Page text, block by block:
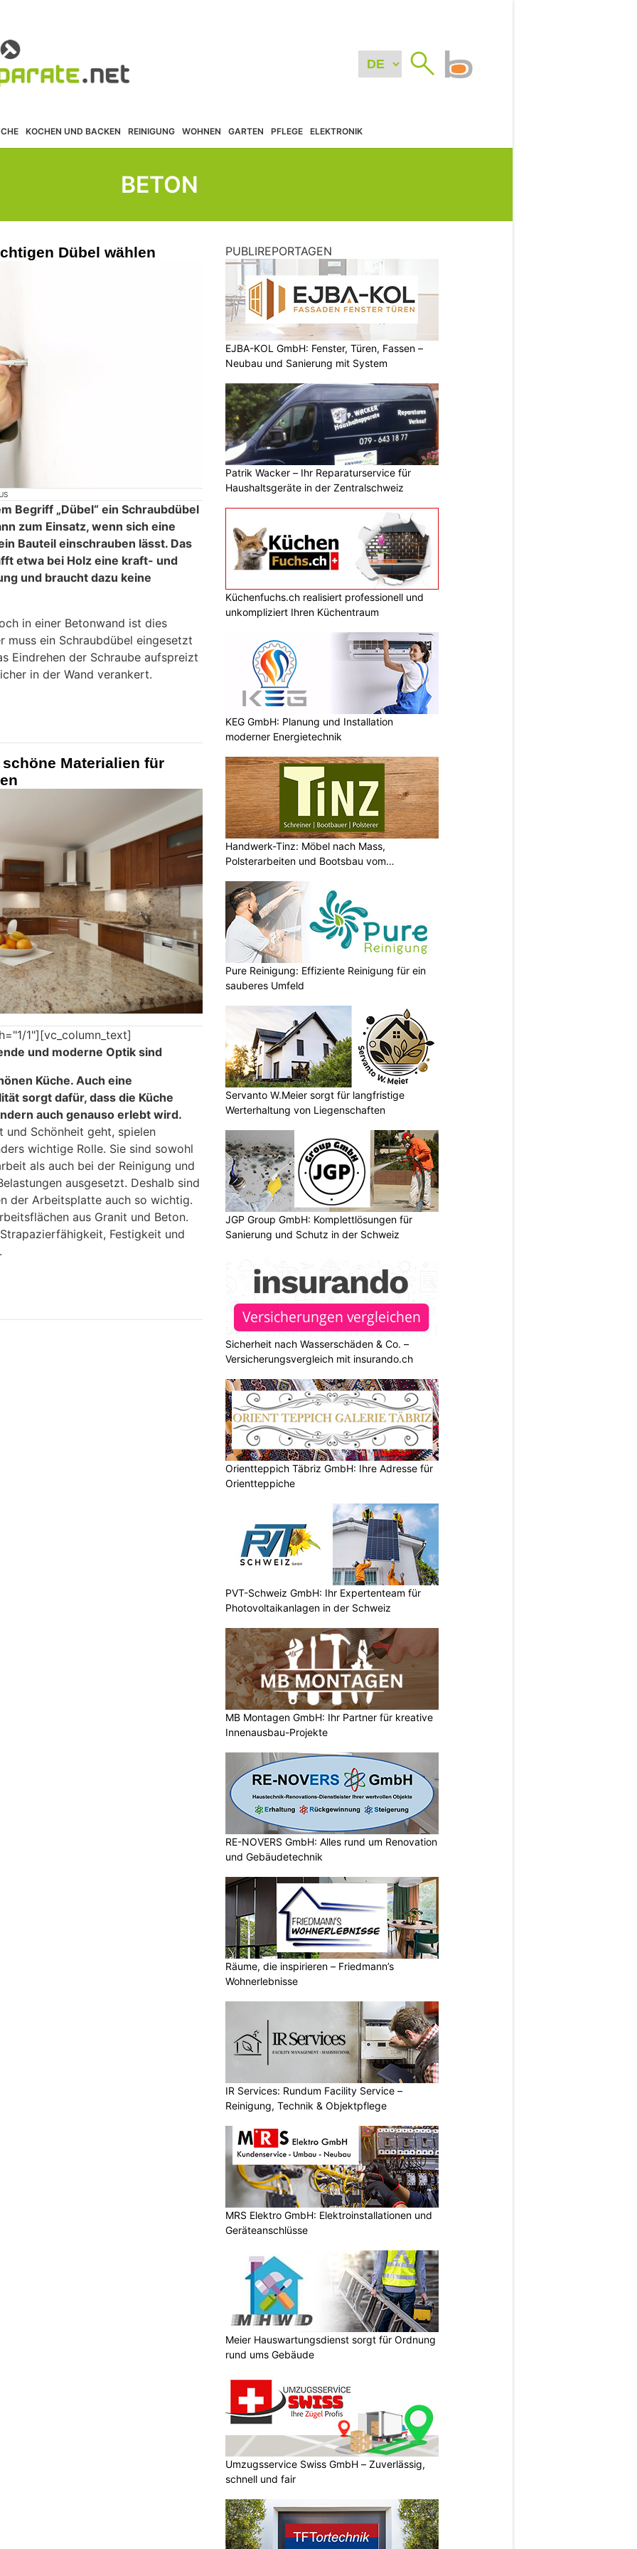
KOCHEN UND BACKEN REINIGUNG WOHNEN GARTEN PFLEGE ELEKTRONIK
BETON
Dübel wählen
Begriff „Dübel“ ein Schraubdübel
zum Einsatz, wenn sich eine
Bauteil einschrauben lässt. Das
etwa bei Holz eine kraft- und
und braucht dazu keine
in einer Betonwand ist dies
muss ein Schraubdübel eingesetzt
Eindrehen der Schraube aufspreizt
in der Wand verankert.
Materialien für
1"][vc_column_text]
und moderne Optik sind
Küche. Auch eine
sorgt dafür, dass die Küche
auch genauso erlebt wird.
und Schönheit geht, spielen
wichtige Rolle. Sie sind sowohl
als auch bei der Reinigung und
ausgesetzt. Deshalb sind
der Arbeitsplatte auch so wichtig.
aus Granit und Beton.
Festigkeit und
PUBLIREPORTAGEN
EJBA-KOL GmbH: Fenster, Türen, Fassen –
Neubau und Sanierung mit System
Patrik Wacker – Ihr Reparaturservice für
Haushaltsgeräte in der Zentralschweiz
Küchenfuchs.ch realisiert professionell und
unkompliziert Ihren Küchentraum
KEG GmbH: Planung und Installation
moderner Energietechnik
Handwerk-Tinz: Möbel nach Mass,
Polsterarbeiten und Bootsbau vom
Pure Reinigung: Effiziente Reinigung für ein
sauberes Umfeld
Servanto W.Meier sorgt für langfristige
Werterhaltung von Liegenschaften
JGP Group GmbH: Komplettlösungen für
Sanierung und Schutz in der Schweiz
Sicherheit nach Wasserschäden & Co. –
Versicherungsvergleich mit insurando.ch
Orientteppich Täbriz GmbH: Ihre Adresse für
Orientteppiche
PVT-Schweiz GmbH: Ihr Expertenteam für
Photovoltaikanlagen in der Schweiz
MB Montagen GmbH: Ihr Partner für kreative
Innenausbau-Projekte
RE-NOVERS GmbH: Alles rund um Renovation
und Gebäudetechnik
Räume, die inspirieren – Friedmann’s
Wohnerlebnisse
IR Services: Rundum Facility Service –
Reinigung, Technik & Objektpflege
MRS Elektro GmbH: Elektroinstallationen und
Geräteanschlüsse
Meier Hauswartungsdienst sorgt für Ordnung
rund ums Gebäude
Umzugsservice Swiss GmbH – Zuverlässig,
schnell und fair